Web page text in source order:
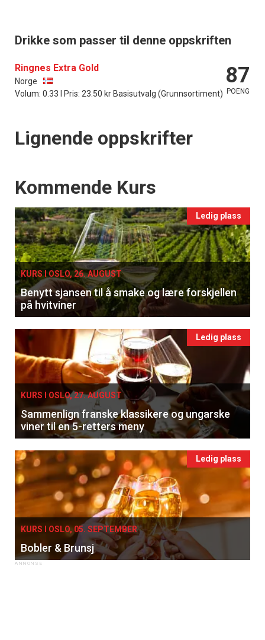
Drikke som passer til denne oppskriften
Ringnes Extra Gold
Norge
Volum: 0.33 l Pris: 23.50 kr Basisutvalg (Grunnsortiment)
87
POENG
Lignende oppskrifter
Events
Kommende Kurs
Ledig plass
KURS I OSLO, 26. AUGUST
Benytt sjansen til å smake og lære forskjellen
på hvitviner
Ledig plass
KURS I OSLO, 27. AUGUST
Sammenlign franske klassikere og ungarske
viner til en 5-retters meny
Ledig plass
KURS I OSLO, 05. SEPTEMBER
Bobler & Brunsj